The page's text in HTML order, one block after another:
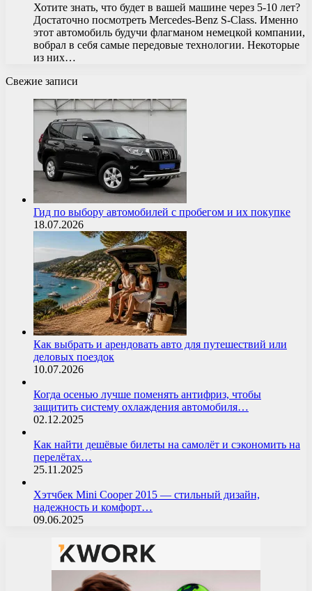
Хотите знать, что будет в вашей машине через 5-10 лет?
Достаточно посмотреть Mercedes-Benz S-Class. Именно
этот автомобиль будучи флагманом немецкой компании,
вобрал в себя самые передовые технологии. Некоторые
из них…
Свежие записи
Гид по выбору автомобилей с пробегом и их покупке
18.07.2026
Как выбрать и арендовать авто для путешествий или
деловых поездок
10.07.2026
Когда осенью лучше поменять антифриз, чтобы
защитить систему охлаждения автомобиля…
02.12.2025
Как найти дешёвые билеты на самолёт и сэкономить на
перелётах…
25.11.2025
Хэтчбек Mini Cooper 2015 — стильный дизайн,
надежность и комфорт…
09.06.2025